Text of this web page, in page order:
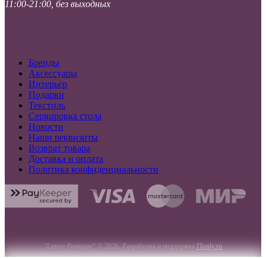
11:00-21:00, без выходных
Бренды
Аксессуары
Интерьер
Подарки
Текстиль
Сервировка стола
Новости
Наши реквизиты
Возврат товара
Доставка и оплата
Политика конфиденциальности
"Lutece Boutique" © 2026. Разработка и поддержкаITonly.ru